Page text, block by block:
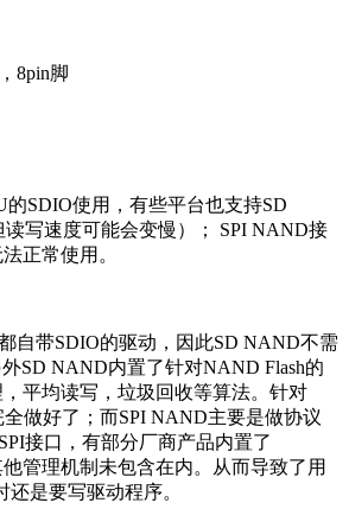
8pin脚
的SDIO使用，有些平台也支持SD
写速度可能会变慢）； SPI NAND接
正常使用。
自带SDIO的驱动，因此SD NAND不需
SD NAND内置了针对NAND Flash的
平均读写，垃圾回收等算法。针对
做好了；而SPI NAND主要是做协议
接口，有部分厂商产品内置了
管理机制未包含在内。从而导致了用
还是要写驱动程序。